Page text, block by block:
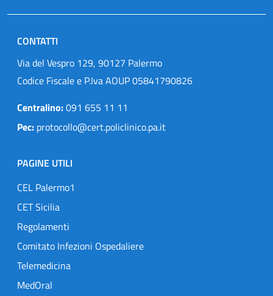
CONTATTI
Via del Vespro 129, 90127 Palermo
Codice Fiscale e P.Iva AOUP 05841790826
Centralino:091 655 11 11
Pec: protocollo@cert.policlinico.pa.it
PAGINE UTILI
CEL Palermo1
CET Sicilia
Regolamenti
Comitato Infezioni Ospedaliere
Telemedicina
MedOral